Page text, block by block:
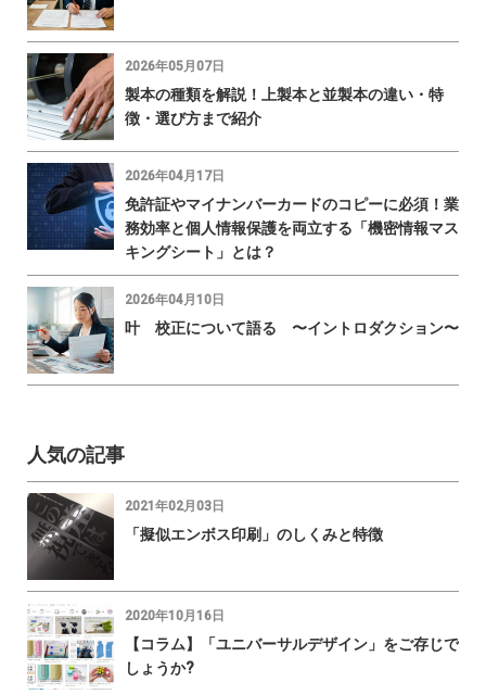
2026年05月07日
製本の種類を解説！上製本と並製本の違い・特
徴・選び方まで紹介
2026年04月17日
免許証やマイナンバーカードのコピーに必須！業
務効率と個人情報保護を両立する「機密情報マス
キングシート」とは？
2026年04月10日
叶 校正について語る 〜イントロダクション〜
人気の記事
2021年02月03日
「擬似エンボス印刷」のしくみと特徴
2020年10月16日
【コラム】「ユニバーサルデザイン」をご存じで
しょうか?